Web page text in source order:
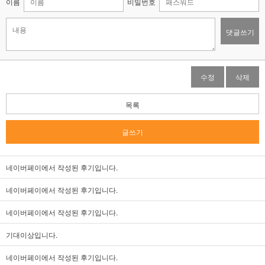
댓글쓰기
수정 삭제
목록
글쓰기
네이버페이에서 작성된 후기입니다.
네이버페이에서 작성된 후기입니다.
네이버페이에서 작성된 후기입니다.
기대이상입니다.
네이버페이에서 작성된 후기입니다.